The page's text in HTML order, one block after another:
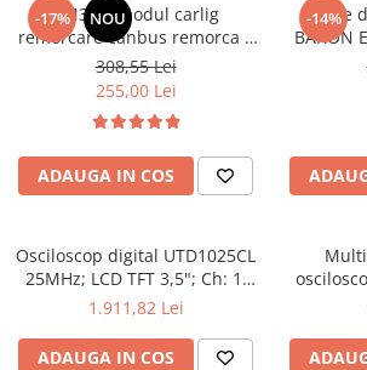
Surse de alimentare
Termometre
Osciloscoape
Accesorii
Osciloscoape AXIOMET
Osciloscoape FLUKE
Osciloscoape GW INSTEK
Osciloscoape HANTEK
-17% NOU
TM3.24 modul carlig
remorcare canbus remorca 7
sau 13 pini, 12V Universal
308,55 Lei
255,00 Lei
ADAUGA IN COS
-14%
Stație
BAKON
Osciloscop digital UTD1025CL
25MHz; LCD TFT 3,5"; Ch: 1;
250Msps; 12kpts compatibil
1.911,82 Lei
ADAUGA IN COS